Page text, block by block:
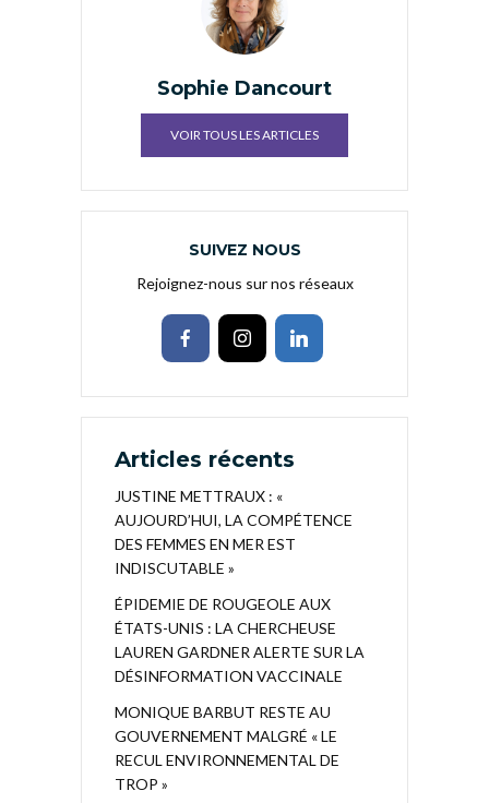
Sophie Dancourt
VOIR TOUS LES ARTICLES
SUIVEZ NOUS
Rejoignez-nous sur nos réseaux
Articles récents
JUSTINE METTRAUX : «
AUJOURD’HUI, LA COMPÉTENCE
DES FEMMES EN MER EST
INDISCUTABLE »
ÉPIDEMIE DE ROUGEOLE AUX
ÉTATS-UNIS : LA CHERCHEUSE
LAUREN GARDNER ALERTE SUR LA
DÉSINFORMATION VACCINALE
MONIQUE BARBUT RESTE AU
GOUVERNEMENT MALGRÉ « LE
RECUL ENVIRONNEMENTAL DE
TROP »